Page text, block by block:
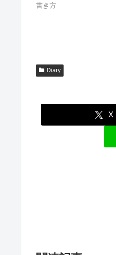
書き方
Diary
X